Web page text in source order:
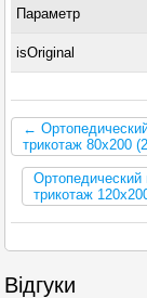
Параметр
isOriginal
←
трикотаж 80x200
трикотаж
Відгуки